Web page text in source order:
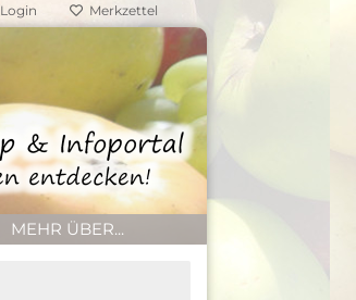
Login Merkzettel
MEHR ÜBER...